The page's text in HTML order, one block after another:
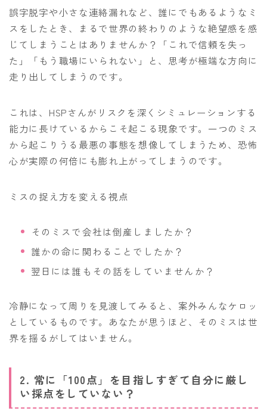
誤字脱字や小さな連絡漏れなど、誰にでもあるようなミ
スをしたとき、まるで世界の終わりのような絶望感を感
じてしまうことはありませんか？「これで信頼を失っ
た」「もう職場にいられない」と、思考が極端な方向に
走り出してしまうのです。
これは、HSPさんがリスクを深くシミュレーションする
能力に長けているからこそ起こる現象です。一つのミス
から起こりうる最悪の事態を想像してしまうため、恐怖
心が実際の何倍にも膨れ上がってしまうのです。
ミスの捉え方を変える視点
そのミスで会社は倒産しましたか？
誰かの命に関わることでしたか？
翌日には誰もその話をしていませんか？
冷静になって周りを見渡してみると、案外みんなケロッ
としているものです。あなたが思うほど、そのミスは世
界を揺るがしてはいません。
2. 常に「100点」を目指しすぎて自分に厳し
い採点をしていない？